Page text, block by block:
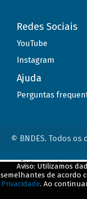
Redes Sociais
YouTube
Instagram
Ajuda
Perguntas
© BNDES. Todos
Aviso: Utilizamos
semelhantes de acordo
Privacidade. Ao
ConteÃºdo
${title}${badge}